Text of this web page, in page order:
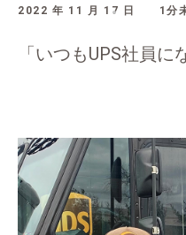
2022 年 11 月 17 日 1分
「いつもUPS社員に